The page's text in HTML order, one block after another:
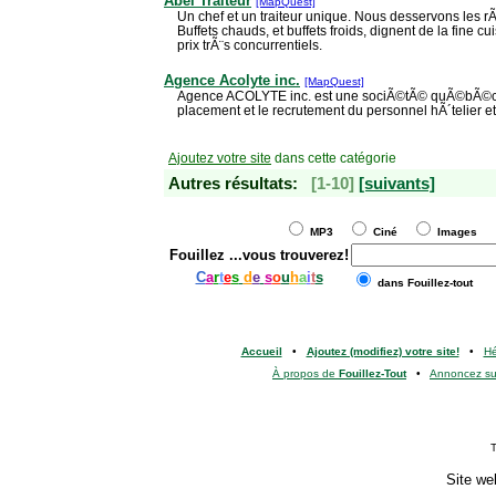
Un chef et un traiteur unique. Nous desservons les
Buffets chauds, et buffets froids, dignent de la fine
prix trÃ¨s concurrentiels.
Agence Acolyte inc. [MapQuest]
Agence ACOLYTE inc. est une sociÃ©tÃ©
placement et le recrutement du personnel hÃ´telier
Ajoutez votre site dans cette catégorie
Autres résultats: [1-10] [suivants]
MP3 Ciné Images
Fouillez ...vous trouverez!
Cartes de sou haits dans Fouillez-tout
Accueil • Ajoutez (modifiez) votre site!•
À propos de Fouillez-Tout• Annoncez
Site